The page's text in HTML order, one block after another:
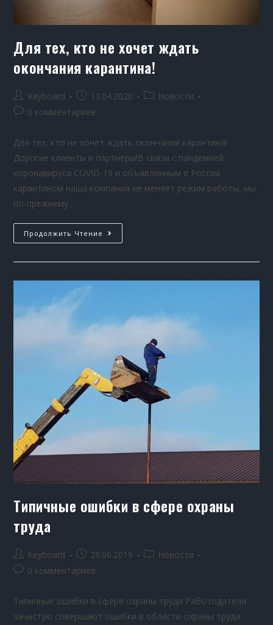
Для тех, кто не хочет ждать
окончания карантина!
Keyboard 13.04.2020
Новости
0 комментариев
Для тех, кто не хочет ждать окончания карантина!
Дорогие клиенты и партнеры!В связи с пандемией
коронавируса COVID-19 и объявленным в России
карантином наша компания не меняет режим работы, мы
по-прежнему…
Продолжить Чтение
Типичные ошибки в сфере охраны
труда
Keyboard 28.06.2019
Новости
0 комментариев
Типичные ошибки в сфере охраны труда Работодатели
зачастую совершают ошибки в области охраны труда.